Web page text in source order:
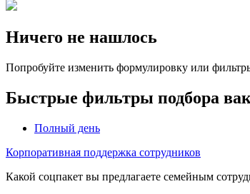
Ничего не нашлось
Попробуйте изменить формулировку или
Быстрые фильтры подбора
Полный день
Корпоративная поддержка сотрудников
Какой соцпакет вы предлагаете семейным